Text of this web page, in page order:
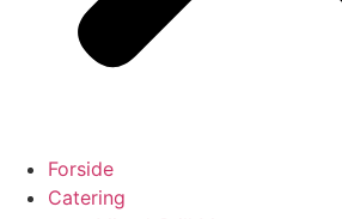
Forside
Catering